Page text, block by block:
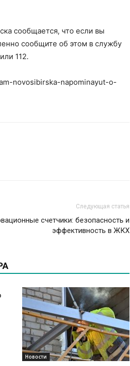
сообщается, что если вы
сообщите об этом в службу
112.
novosibirska-napominayut-o-
Следующая статья
счетчики: безопасность и
эффективность в ЖКХ
Новости